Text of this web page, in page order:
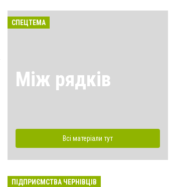
СПЕЦТЕМА
Між рядків
Всі матеріали тут
ПІДПРИЄМСТВА ЧЕРНІВЦІВ